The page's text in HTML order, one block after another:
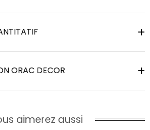
ORAC DECOR
aimerez aussi